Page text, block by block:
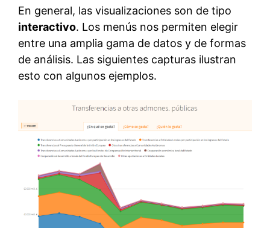
En general, las visualizaciones son de tipo
interactivo. Los menús nos permiten elegir
entre una amplia gama de datos y de formas
de análisis. Las siguientes capturas ilustran
esto con algunos ejemplos.